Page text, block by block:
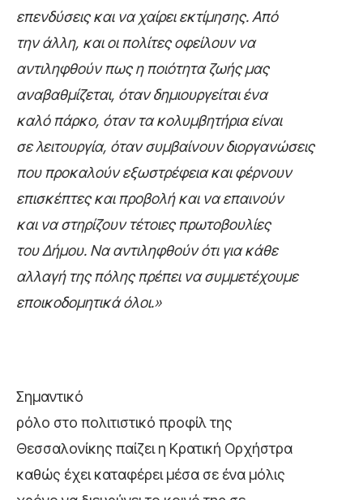
επενδύσεις και να χαίρει εκτίμησης. Από
την άλλη, και οι πολίτες οφείλουν να
αντιληφθούν πως η ποιότητα ζωής μας
αναβαθμίζεται, όταν δημιουργείται ένα
καλό πάρκο, όταν τα κολυμβητήρια είναι
σε λειτουργία, όταν συμβαίνουν διοργανώσεις
που προκαλούν εξωστρέφεια και φέρνουν
επισκέπτες και προβολή και να επαινούν
και να στηρίζουν τέτοιες πρωτοβουλίες
του Δήμου. Να αντιληφθούν ότι για κάθε
αλλαγή της πόλης πρέπει να συμμετέχουμε
εποικοδομητικά όλοι.»
Σημαντικό
ρόλο στο πολιτιστικό προφίλ της
Θεσσαλονίκης παίζει η Κρατική Ορχήστρα
καθώς έχει καταφέρει μέσα σε ένα μόλις